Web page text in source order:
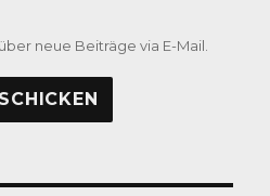
neue Beiträge via E-Mail.